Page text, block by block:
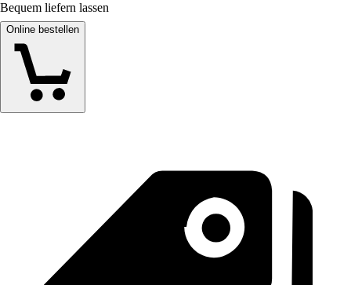
Bequem liefern lassen
Online bestellen